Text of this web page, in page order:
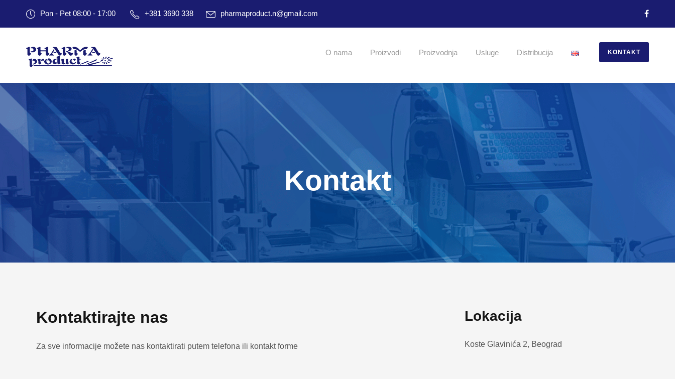
Pon - Pet 08:00 - 17:00 +381 3690 338 pharmaproduct.n@gmail.com
O nama Proizvodi Proizvodnja Usluge Distribucija KONTAKT
Kontakt
Kontaktirajte nas
Za sve informacije možete nas kontaktirati putem telefona ili kontakt forme
Lokacija
Koste Glavinića 2, Beograd